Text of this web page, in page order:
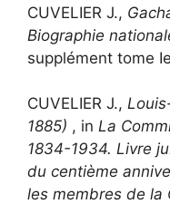
CUVELIER J.,
Biographie
supplément tome
CUVELIER J.,
1885) , in La
1834-1934. Livre
du centième
les membres de la